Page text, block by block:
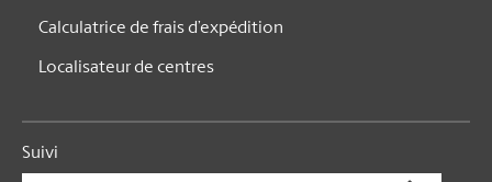
Calculatrice de frais d’expédition
Localisateur de centres
Suivi